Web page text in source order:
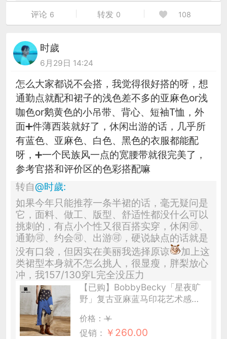
评论 6 转发 0 108
时歲
6月29日 14:24
怎么大家都说不会搭，我觉得很好搭的呀，想
通勤点就配和裙子的浅色差不多的亚麻色or浅
咖色or鹅黄色的小吊带、背心、短袖T恤，外
面➕件薄西装就好了，休闲出游的话，几乎所
有蓝色、亚麻色、白色、黑色的衣服都能配
呀，➕一个民族风一点的宽腰带就很完美了，
参考官搭和评价区的色彩搭配嘛
转自@时歲:
如果今年只能推荐一条半裙的话，毫无疑问是
它，面料、做工、版型、舒适性都没什么可以
挑刺的，有点小个性又很百搭实穿，休闲🉑、
通勤🉑、约会🉑、出游🉑，硬说缺点的话就是
没有口袋，但因实在美丽我选择原谅
加上这
类裙型本身就不怎么挑人，很显瘦，胖梨放心
冲，我157/130穿L完全没压力
【已购】BobbyBecky「星夜旷
野」复古亚麻蓝马印花艺术感莱
价格： ￥
促销： ￥ 260.00